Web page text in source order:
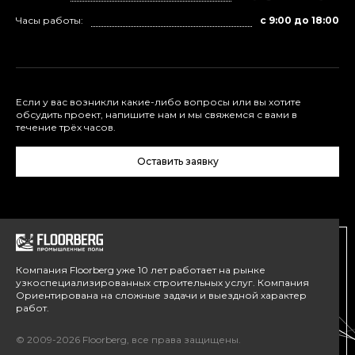
Компания Floorberg уже 10 лет работает на рынке
узкоспециализированных строительных услуг. Компания
Ориентирована на сложные задачи и выездной характер
работ.
© 2009-2026 Floorberg, все права защищены.
Часы работы: с 9:00 до 18:00
Если у вас возникли какие-либо вопросы или вы хотите
обсудить проект, напишите нам и мы свяжемся с вами в
течение трёх часов.
Оставить заявку